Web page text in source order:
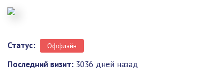
Статус: Оффлайн
Последний визит: 3036 дней назад